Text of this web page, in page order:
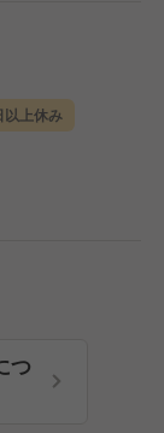
以上休み
つ